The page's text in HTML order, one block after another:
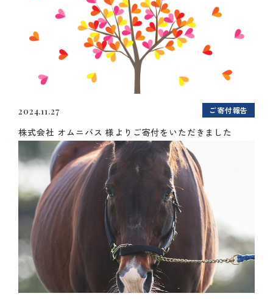
2024.11.27 ご寄付報告
株式会社 オムニバス 様よりご寄付をいただきました